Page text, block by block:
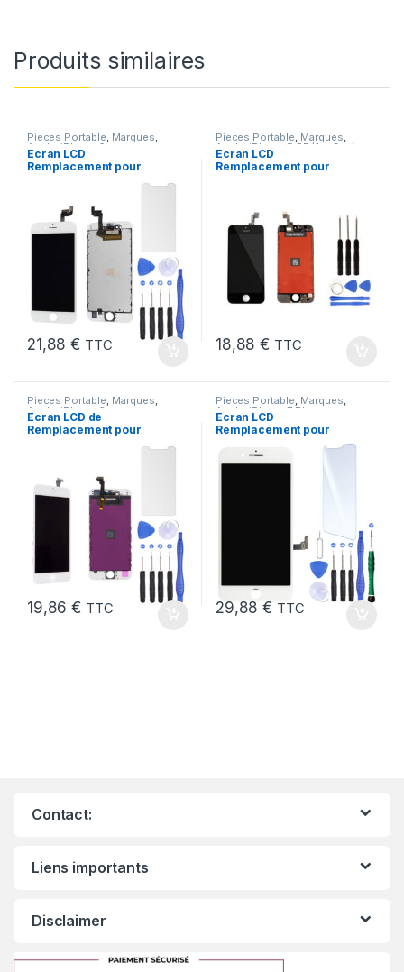
Produits similaires
Pieces Portable, Marques,
Apple iPhone 6s
Ecran LCD
Remplacement pour
21,88€ TTC
Pieces Portable, Marques,
Apple iPhone 5 SE (1er Gen)
Ecran LCD
Remplacement pour
18,88€ TTC
Pieces Portable, Marques,
Apple iPhone 6
Ecran LCD de
Remplacement pour
19,86€ TTC
Pieces Portable, Marques,
Apple iPhone 7 Plus
Ecran LCD
Remplacement pour
KIT Outils
29,88€ TTC
Contact:
Liens importants
Disclaimer